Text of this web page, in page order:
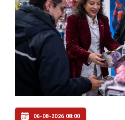
06-08-2026 08:00